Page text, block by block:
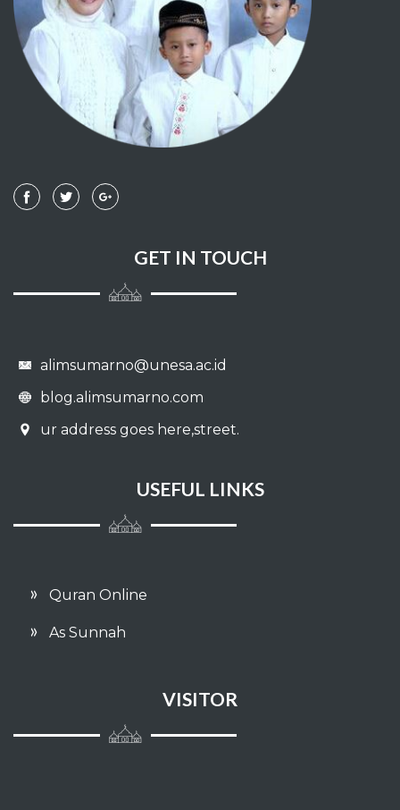
049 - AL HUJURAAT
050 - QAAF
051 - ADZ DZAARIYAAT
053 - AN NAJM
055 - AR RAHMAAN
057 - AL HADIID
060 - AL MUMTAHANAH
061 - ASH SHAFF
065 - ATH THALAAQ
066 - AT TAHRIM
GET IN TOUCH
alimsumarno@unesa.ac.id
blog.alimsumarno.com
ur address goes here,street.
USEFUL LINKS
Quran Online
As Sunnah
VISITOR